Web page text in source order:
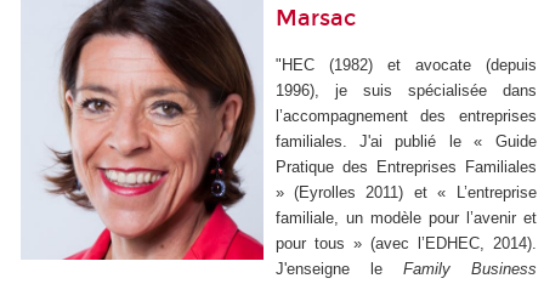
Marsac
"HEC (1982) et avocate (depuis
1996), je suis spécialisée dans
l’accompagnement des entreprises
familiales. J'ai publié le « Guide
Pratique des Entreprises Familiales
» (Eyrolles 2011) et « L’entreprise
familiale, un modèle pour l’avenir et
pour tous » (avec l’EDHEC, 2014).
J'enseigne le Family Business